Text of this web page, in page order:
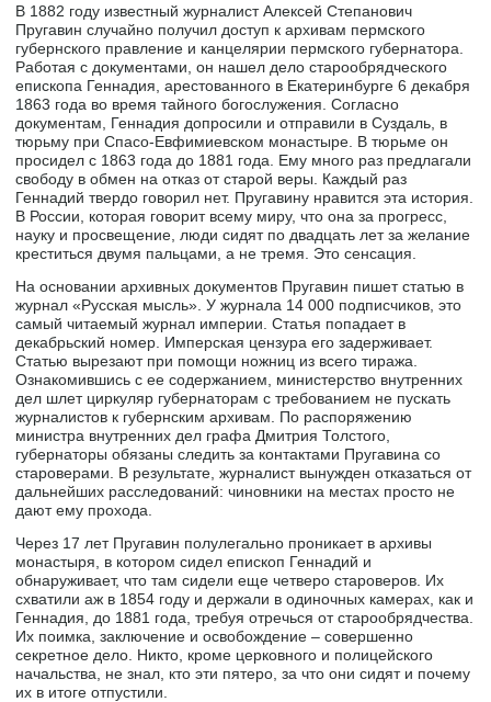
В 1882 году известный журналист Алексей Степанович
Пругавин случайно получил доступ к архивам пермского
губернского правление и канцелярии пермского губернатора.
Работая с документами, он нашел дело старообрядческого
епископа Геннадия, арестованного в Екатеринбурге 6 декабря
1863 года во время тайного богослужения. Согласно
документам, Геннадия допросили и отправили в Суздаль, в
тюрьму при Спасо-Евфимиевском монастыре. В тюрьме он
просидел с 1863 года до 1881 года. Ему много раз предлагали
свободу в обмен на отказ от старой веры. Каждый раз
Геннадий твердо говорил нет. Пругавину нравится эта история.
В России, которая говорит всему миру, что она за прогресс,
науку и просвещение, люди сидят по двадцать лет за желание
креститься двумя пальцами, а не тремя. Это сенсация.
На основании архивных документов Пругавин пишет статью в
журнал «Русская мысль». У журнала 14 000 подписчиков, это
самый читаемый журнал империи. Статья попадает в
декабрьский номер. Имперская цензура его задерживает.
Статью вырезают при помощи ножниц из всего тиража.
Ознакомившись с ее содержанием, министерство внутренних
дел шлет циркуляр губернаторам с требованием не пускать
журналистов к губернским архивам. По распоряжению
министра внутренних дел графа Дмитрия Толстого,
губернаторы обязаны следить за контактами Пругавина со
староверами. В результате, журналист вынужден отказаться от
дальнейших расследований: чиновники на местах просто не
дают ему прохода.
Через 17 лет Пругавин полулегально проникает в архивы
монастыря, в котором сидел епископ Геннадий и
обнаруживает, что там сидели еще четверо староверов. Их
схватили аж в 1854 году и держали в одиночных камерах, как и
Геннадия, до 1881 года, требуя отречься от старообрядчества.
Их поимка, заключение и освобождение – совершенно
секретное дело. Никто, кроме церковного и полицейского
начальства, не знал, кто эти пятеро, за что они сидят и почему
их в итоге отпустили.